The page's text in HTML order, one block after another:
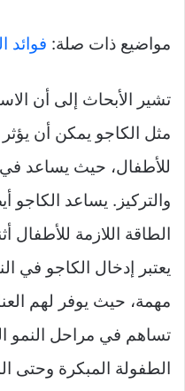
مواضيع ذات صلة: فوائد
تشير الأبحاث إلى أن
مثل الكاجو يمكن أن يؤثر
للأطفال، حيث يساعد في
والتركيز. يساعد الكاجو
الطاقة اللازمة للأطفال
يعتبر إدخال الكاجو في
مهمة، حيث يوفر لهم
تساهم في مراحل النمو
الطفولة المبكرة وحتى